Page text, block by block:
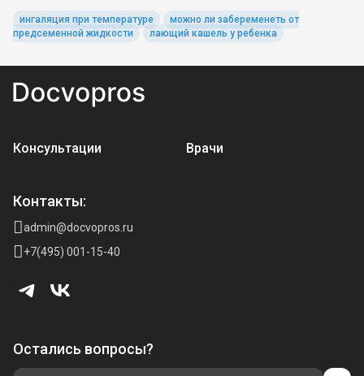
ингаляция при температуре
можно ли забеременеть от
предсеменной жидкости
лающий кашель у ребенка
Консультации Врачи
Контакты:
admin@docvopros.ru
+7(495) 001-15-40
Остались вопросы?